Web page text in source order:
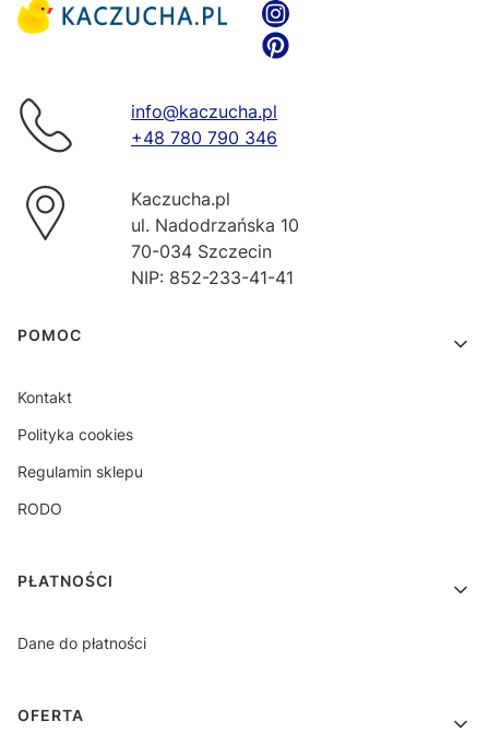
info@kaczucha.pl
+48 780 790 346
Kaczucha.pl
ul. Nadodrzańska 10
70-034 Szczecin
NIP: 852-233-41-41
Linki w stopce
POMOC
Kontakt
Polityka cookies
Regulamin sklepu
RODO
PŁATNOŚCI
Dane do płatności
OFERTA